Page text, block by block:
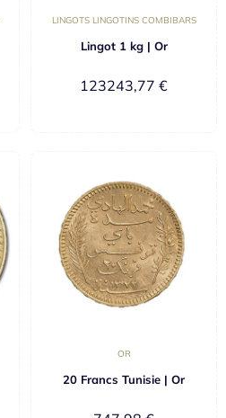
LINGOTS LINGOTINS COMBIBARS
Lingot 1 kg | Or
123243,77 €
OR
20 Francs Tunisie | Or